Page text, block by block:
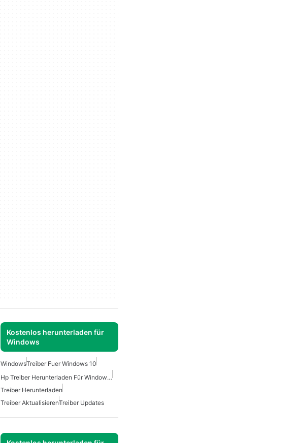
Kostenlos herunterladen für
Windows
WindowsTreiber Fuer Windows 10
Hp Treiber Herunterladen Für Windows 7
Treiber Herunterladen
Treiber AktualisierenTreiber Updates